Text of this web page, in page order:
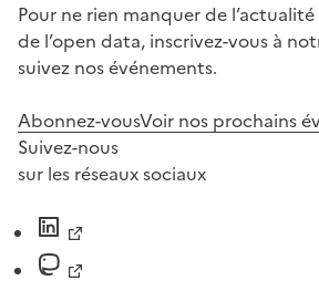
Pour ne rien manquer de
de l’open data, inscrivez-vous à
suivez nos événements.
Abonnez-vousVoir nos prochains
Suivez-nous
sur les réseaux sociaux